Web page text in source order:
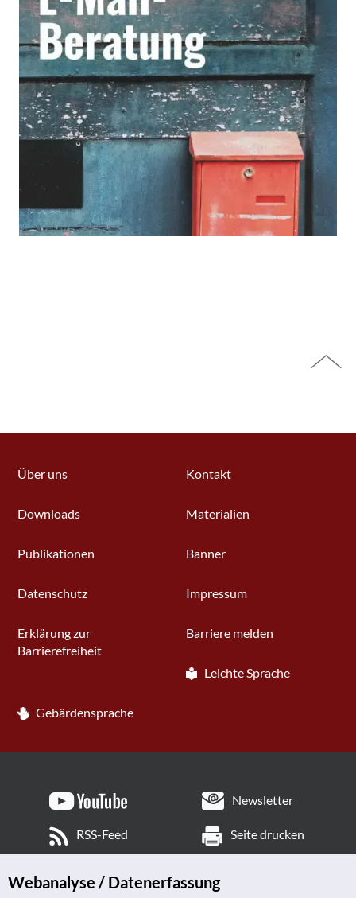
Über uns Kontakt
Downloads Materialien
Publikationen Banner
Datenschutz Impressum
Erklärung zur
Barrierefreiheit
Barriere melden
Leichte Sprache
Gebärdensprache
Newsletter
RSS-Feed Seite drucken
Webanalyse / Datenerfassung